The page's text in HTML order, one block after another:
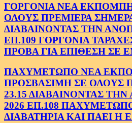
ΓΟΡΓΟΝΙΑ ΝΕΑ
ΟΛΟΥΣ ΠΡΕΜΙΕΡΑ ΣΗΜΕΡΑ
ΔΙΑΒΑΙΝΟΝΤΑΣ ΤΗΝ
ΕΠ.109 ΓΟΡΓΟΝΙΑ
ΠΡΟΒΑ ΓΙΑ ΕΠΙΘΕΣΗ ΣΕ
ΠΑΧΥΜΕΤΩΠΟ ΝΕΑ
ΠΡΟΣΒΑΣΙΜΗ ΣΕ ΟΛΟΥΣ
23.15 ΔΙΑΒΑΙΝΟΝΤΑΣ
2026 ΕΠ.108
ΔΙΑΒΑΤΗΡΙΑ ΚΑΙ ΠΑΕΙ Η